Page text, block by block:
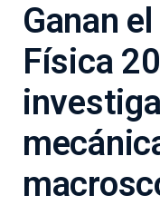
Ganan
Física